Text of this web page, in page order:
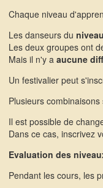
Chaque niveau
Les danseurs du
Les deux groupes ont
Mais il n'y a aucune
Un festivalier peut
Plusieurs
Il est possible de
Dans ce cas, inscrivez
Evaluation des
Pendant les cours, les